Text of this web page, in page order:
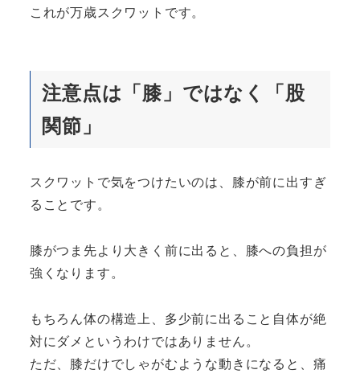
これが万歳スクワットです。
注意点は「膝」ではなく「股
関節」
スクワットで気をつけたいのは、膝が前に出すぎ
ることです。
膝がつま先より大きく前に出ると、膝への負担が
強くなります。
もちろん体の構造上、多少前に出ること自体が絶
対にダメというわけではありません。
ただ、膝だけでしゃがむような動きになると、痛